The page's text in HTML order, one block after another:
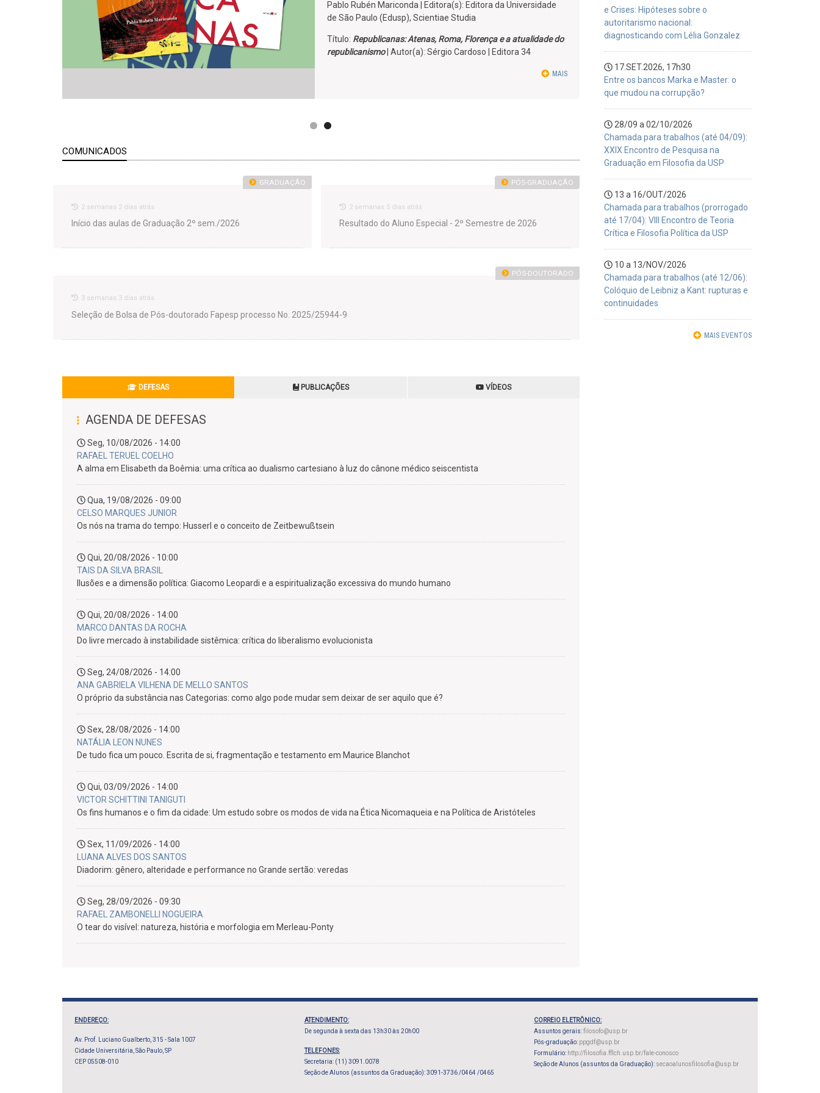
Pablo Rubén Mariconda | Editora(s): Editora da Universidade
de São Paulo (Edusp), Scientiae Studia
Título: Republicanas: Atenas, Roma, Florença e a atualidade do
republicanismo| Autor(a): Sérgio Cardoso | Editora 34
MAIS
COMUNICADOS
GRADUAÇÃO
2 semanas 2 dias atrás
Início das aulas de Graduação 2º sem./2026
PÓS-GRADUAÇÃO
2 semanas 5 dias atrás
Resultado do Aluno Especial - 2º Semestre de 2026
PÓS-DOUTORADO
3 semanas 3 dias atrás
Seleção de Bolsa de Pós-doutorado Fapesp processo No. 2025/25944-9
DEFESAS PUBLICAÇÕES VÍDEOS
AGENDA DE DEFESAS
Seg, 10/08/2026 - 14:00
RAFAEL TERUEL COELHO
A alma em Elisabeth da Boêmia: uma crítica ao dualismo cartesiano à luz do cânone médico seiscentista
Qua, 19/08/2026 - 09:00
CELSO MARQUES JUNIOR
Os nós na trama do tempo: Husserl e o conceito de Zeitbewußtsein
Qui, 20/08/2026 - 10:00
TAIS DA SILVA BRASIL
Ilusões e a dimensão política: Giacomo Leopardi e a espiritualização excessiva do mundo humano
Qui, 20/08/2026 - 14:00
MARCO DANTAS DA ROCHA
Do livre mercado à instabilidade sistêmica: crítica do liberalismo evolucionista
Seg, 24/08/2026 - 14:00
ANA GABRIELA VILHENA DE MELLO SANTOS
O próprio da substância nas Categorias: como algo pode mudar sem deixar de ser aquilo que é?
Sex, 28/08/2026 - 14:00
NATÁLIA LEON NUNES
De tudo fica um pouco. Escrita de si, fragmentação e testamento em Maurice Blanchot
Qui, 03/09/2026 - 14:00
VICTOR SCHITTINI TANIGUTI
Os fins humanos e o fim da cidade: Um estudo sobre os modos de vida na Ética Nicomaqueia e na Política de Aristóteles
Sex, 11/09/2026 - 14:00
LUANA ALVES DOS SANTOS
Diadorim: gênero, alteridade e performance no Grande sertão: veredas
Seg, 28/09/2026 - 09:30
RAFAEL ZAMBONELLI NOGUEIRA
O tear do visível: natureza, história e morfologia em Merleau-Ponty
e Crises: Hipóteses sobre o
autoritarismo nacional:
diagnosticando com Lélia Gonzalez
17.SET.2026, 17h30
Entre os bancos Marka e Master: o
que mudou na corrupção?
28/09 a 02/10/2026
Chamada para trabalhos (até 04/09):
XXIX Encontro de Pesquisa na
Graduação em Filosofia da USP
13 a 16/OUT/2026
Chamada para trabalhos (prorrogado
até 17/04): VIII Encontro de Teoria
Crítica e Filosofia Política da USP
10 a 13/NOV/2026
Chamada para trabalhos (até 12/06):
Colóquio de Leibniz a Kant: rupturas e
continuidades
MAIS EVENTOS
ENDEREÇO:
Av. Prof. Luciano Gualberto, 315 - Sala 1007
Cidade Universitária, São Paulo, SP
CEP 05508-010
ATENDIMENTO:
De segunda à sexta das 13h30 às 20h00
TELEFONES:
Secretaria: (11) 3091.0078
Seção de Alunos (assuntos da Graduação): 3091-3736 /0464 /0465
CORREIO ELETRÔNICO:
Assuntos gerais:filosofo@usp.br
Pós-graduação: ppgdf@usp.br
Formulário: http://filosofia.fflch.usp.br/fale-conosco
Seção de Alunos (assuntos da Graduação): secaoalunosfilosofia@usp.br